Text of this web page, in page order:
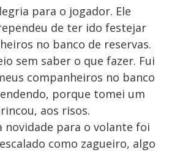
para o jogador. Ele
de ter ido festejar
no banco de reservas.
sem saber o que fazer. Fui
companheiros no banco
porque tomei um
aos risos.
novidade para o volante foi
como zagueiro, algo